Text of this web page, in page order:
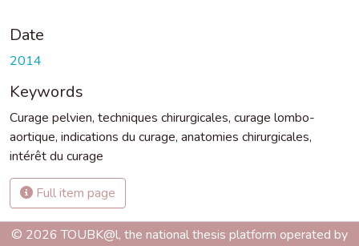
Date
2014
Keywords
Curage pelvien, techniques chirurgicales, curage lombo-
aortique, indications du curage, anatomies chirurgicales,
intérêt du curage
Full item page
© 2026 TOUBK@l, the national thesis platform operated by